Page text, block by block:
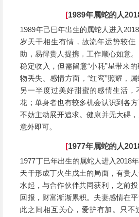
[1989年属蛇的人
1989年己巳年出生的属蛇人进入
岁天干相生有情，故流年运势较佳
助，易得贵人提携，工作顺心如意
稳定收入，但需留意“小耗”星带来
物丢失。感情方面，“红鸾”照耀，
另一半度过美好甜蜜的感情生活，
花；单身者也有较多机会认识到各方
不妨主动展开追求。健康并无大碍
意外即可。
[1977年属蛇的人
1977丁巳年出生的属蛇人进入2018
天干形成丁火生戊土的局面，有贵
水起，与合作伙伴共同获利，之前
回报，财富渐渐累积。夫妻感情在
此之间相互关心，爱护有加。只不